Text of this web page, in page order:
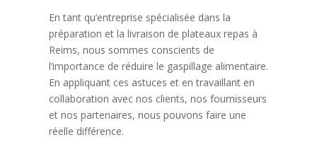
En tant qu’entreprise spécialisée dans la
préparation et la livraison de plateaux repas à
Reims, nous sommes conscients de
l’importance de réduire le gaspillage alimentaire.
En appliquant ces astuces et en travaillant en
collaboration avec nos clients, nos fournisseurs
et nos partenaires, nous pouvons faire une
réelle différence.